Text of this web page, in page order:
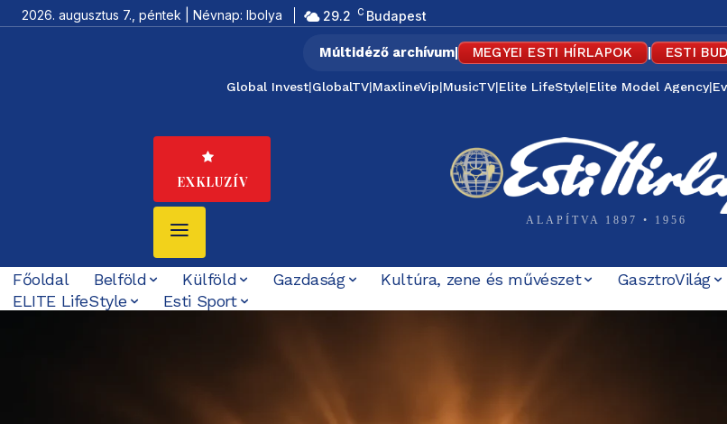
2026. augusztus 7., péntek | Névnap: Ibolya 29.2 C Budapest
Múltidéző archívum| MEGYEI ESTI HÍRLAPOK | ESTI
Global Invest|GlobalTV|MaxlineVip|MusicTV|Elite LifeStyle|Elite Model Agency|
EXKLUZÍV
ALAPÍTVA 1897 • 1956
Főoldal Belföld Külföld Gazdaság Kultúra, zene és művészet GasztroVilág
ELITE LifeStyle
Esti Sport